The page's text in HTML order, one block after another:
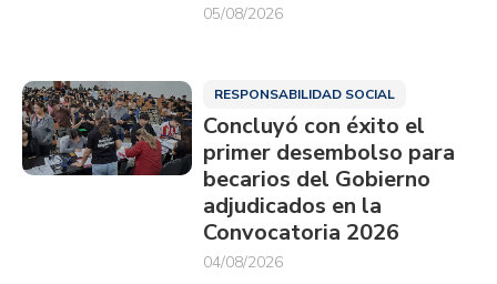
05/08/2026
RESPONSABILIDAD SOCIAL
Concluyó con éxito el
primer desembolso para
becarios del Gobierno
adjudicados en la
Convocatoria 2026
04/08/2026